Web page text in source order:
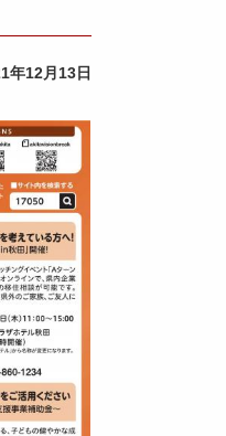
年12月13日